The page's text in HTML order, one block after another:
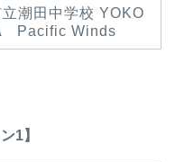
潮田中学校 YOKO
Pacific Winds
1】